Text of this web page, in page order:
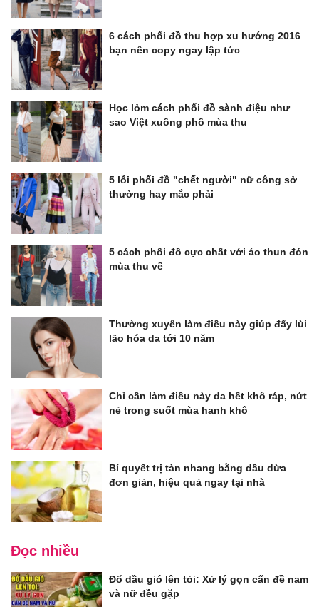
6 cách phối đồ thu hợp xu hướng 2016
bạn nên copy ngay lập tức
Học lỏm cách phối đồ sành điệu như
sao Việt xuống phố mùa thu
5 lỗi phối đồ "chết người" nữ công sở
thường hay mắc phải
5 cách phối đồ cực chất với áo thun đón
mùa thu về
Thường xuyên làm điều này giúp đẩy lùi
lão hóa da tới 10 năm
Chỉ cần làm điều này da hết khô ráp, nứt
nẻ trong suốt mùa hanh khô
Bí quyết trị tàn nhang bằng dầu dừa
đơn giản, hiệu quả ngay tại nhà
Đọc nhiều
Đổ dầu gió lên tỏi: Xử lý gọn cấn đề nam
và nữ đều gặp